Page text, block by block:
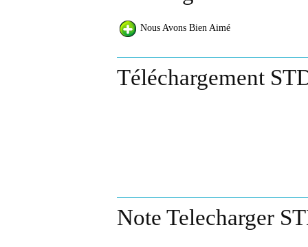
Nous Avons Bien Aimé
Téléchargement
Note Telecharger